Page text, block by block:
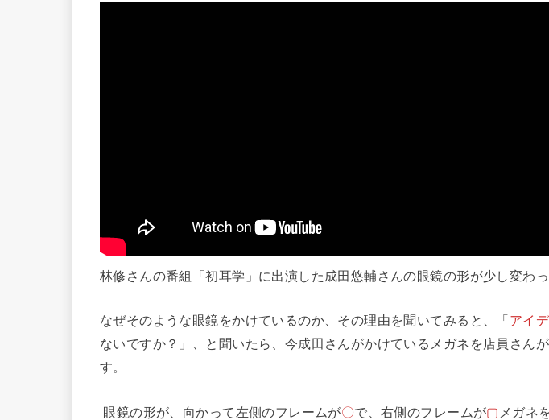
林修さんの番組「初耳学」に出演した成田悠輔さんの眼鏡の形が少し変わっ
なぜそのような眼鏡をかけているのか、その理由を聞いてみると、「アイ
ないですか？」、と聞いたら、今成田さんがかけているメガネを店員さん
す。
眼鏡の形が、向かって左側のフレームが〇で、右側のフレームが▢ メガネ